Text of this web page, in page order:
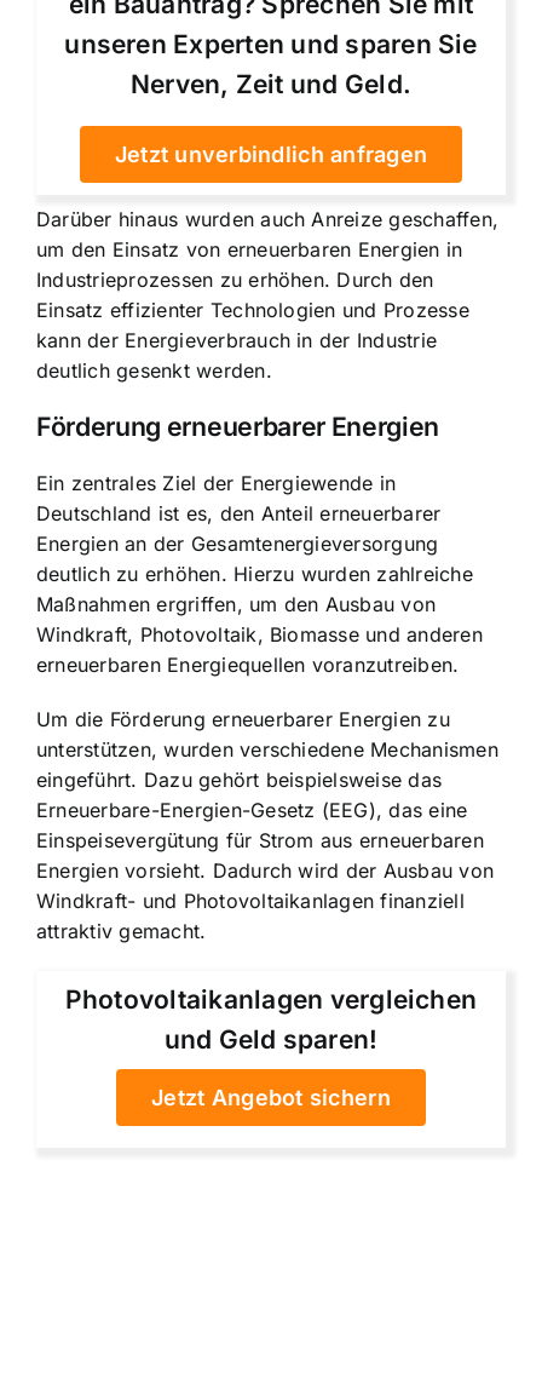
unseren Experten und sparen Sie
Nerven, Zeit und Geld.
Jetzt unverbindlich anfragen
Darüber hinaus wurden auch Anreize geschaffen,
um den Einsatz von erneuerbaren Energien in
Industrieprozessen zu erhöhen. Durch den
Einsatz effizienter Technologien und Prozesse
kann der Energieverbrauch in der Industrie
deutlich gesenkt werden.
Förderung erneuerbarer Energien
Ein zentrales Ziel der Energiewende in
Deutschland ist es, den Anteil erneuerbarer
Energien an der Gesamtenergieversorgung
deutlich zu erhöhen. Hierzu wurden zahlreiche
Maßnahmen ergriffen, um den Ausbau von
Windkraft, Photovoltaik, Biomasse und anderen
erneuerbaren Energiequellen voranzutreiben.
Um die Förderung erneuerbarer Energien zu
unterstützen, wurden verschiedene Mechanismen
eingeführt. Dazu gehört beispielsweise das
Erneuerbare-Energien-Gesetz (EEG), das eine
Einspeisevergütung für Strom aus erneuerbaren
Energien vorsieht. Dadurch wird der Ausbau von
Windkraft- und Photovoltaikanlagen finanziell
attraktiv gemacht.
Photovoltaikanlagen vergleichen
und Geld sparen!
Jetzt Angebot sichern